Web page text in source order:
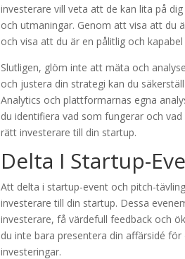
investerare vill veta att de kan lita på
och utmaningar. Genom att visa att du
och visa att du är en pålitlig och
Slutligen, glöm inte att mäta och
och justera din strategi kan du
Analytics och plattformarnas egna
du identifiera vad som fungerar och
rätt investerare till din startup.
Delta I Startup-
Att delta i startup-event och pitch-
investerare till din startup. Dessa
investerare, få värdefull feedback och
du inte bara presentera din affärsidé
investeringar.